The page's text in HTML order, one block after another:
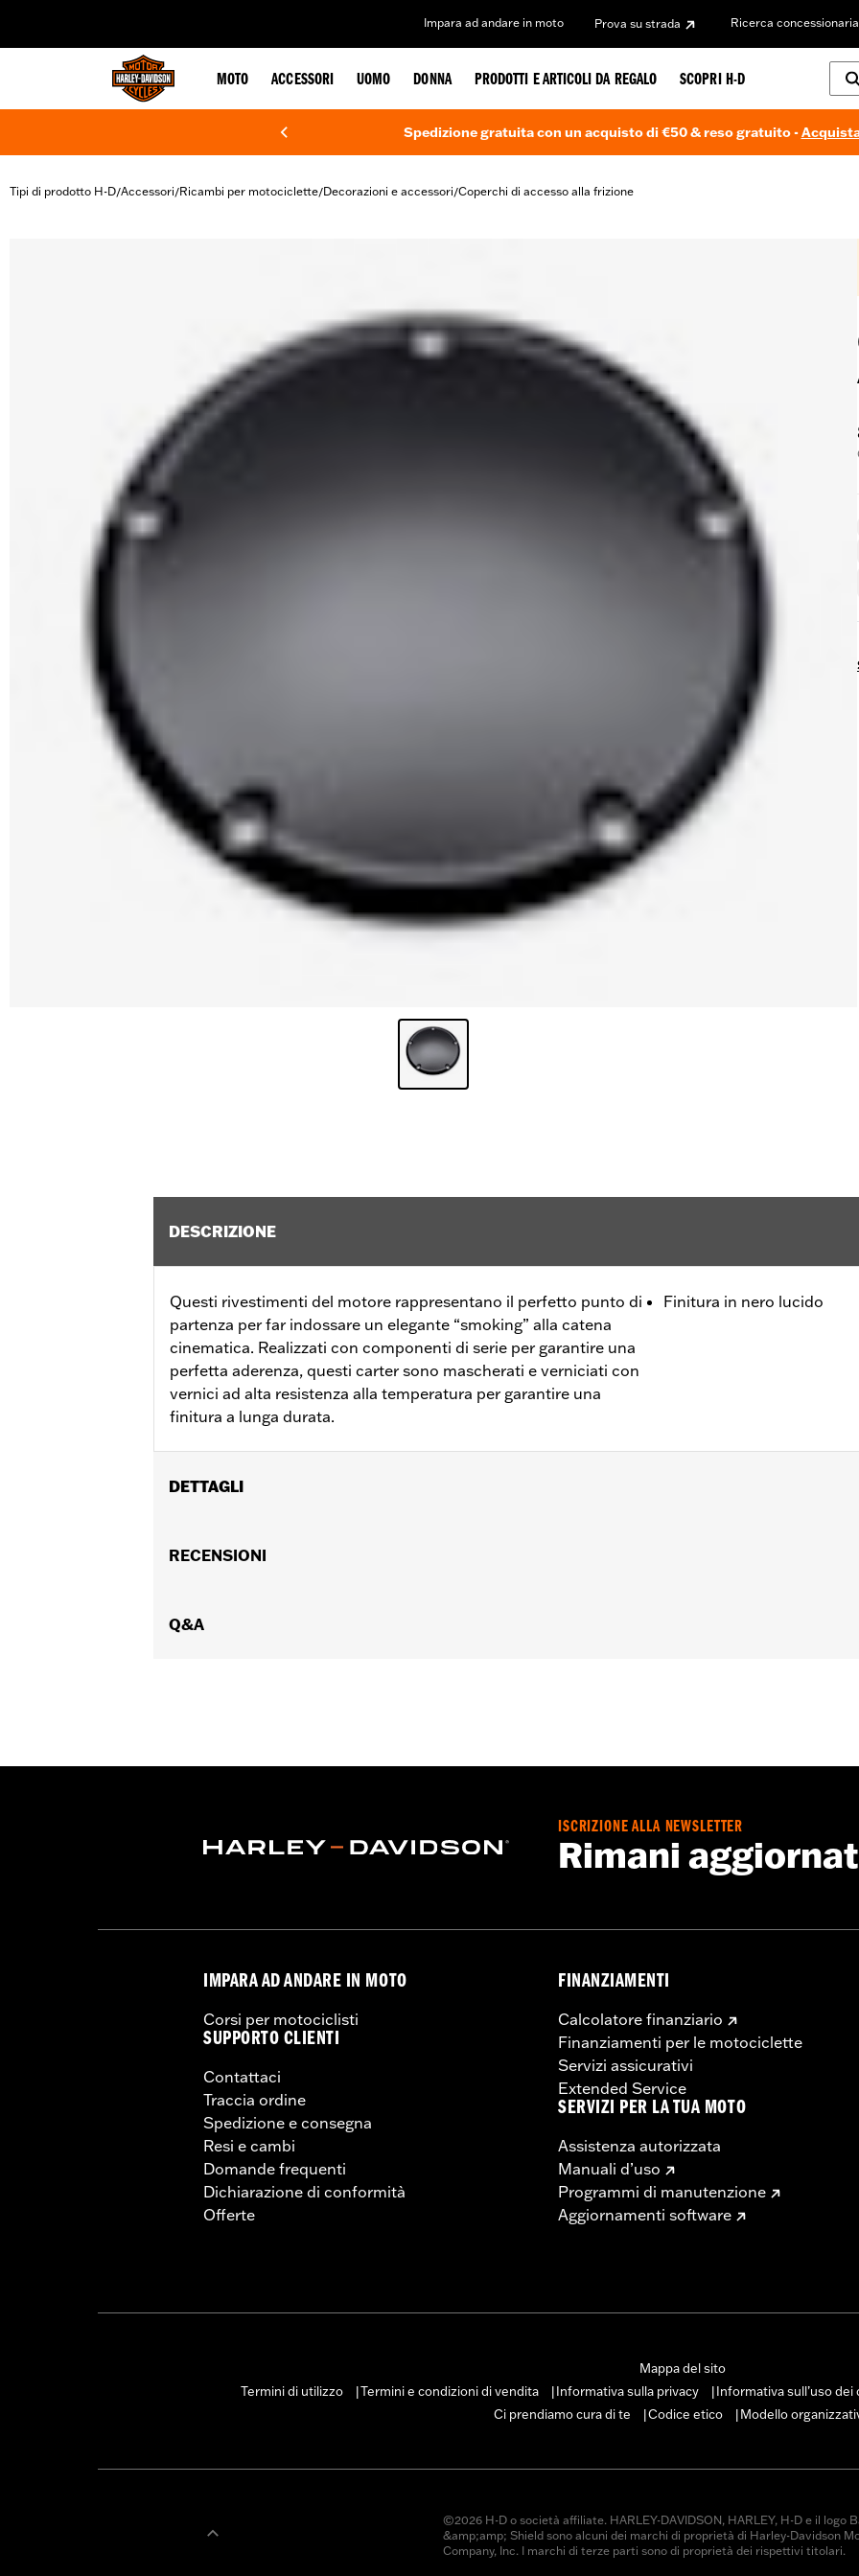
Impara ad andare in moto Prova su strada Ricerca concessionaria
MOTO ACCESSORI UOMO DONNA PRODOTTI E ARTICOLI DA REGALO SCOPRI H-D
Spedizione gratuita con un acquisto di €50 & reso gratuito -
Tipi di prodotto H-D/Accessori/Ricambi per motociclette/Decorazioni e accessori/Coperchi di accesso alla frizione
DESCRIZIONE
Questi rivestimenti del motore rappresentano il perfetto punto di
partenza per far indossare un elegante “smoking” alla catena
cinematica. Realizzati con componenti di serie per garantire una
perfetta aderenza, questi carter sono mascherati e verniciati con
vernici ad alta resistenza alla temperatura per garantire una
finitura a lunga durata.
Finitura in nero lucido
DETTAGLI
dotati di carter trasmissione primaria esterno a profilo stretto P/N 25700385 o 25700438).
GARANZIA:
RECENSIONI
Q&A
ISCRIZIONE ALLA NEWSLETTER
Rimani
IMPARA AD ANDARE IN MOTO
Corsi per motociclisti
SUPPORTO CLIENTI
Contattaci
Traccia ordine
Spedizione e consegna
Resi e cambi
Domande frequenti
Dichiarazione di conformità
Offerte
FINANZIAMENTI
Calcolatore finanziario
Finanziamenti per le motociclette
Servizi assicurativi
Extended Service
SERVIZI PER LA TUA MOTO
Assistenza autorizzata
Manuali d’uso
Programmi di manutenzione
Aggiornamenti software
Mappa del sito
Termini di utilizzo
Termini e condizioni di vendita Informativa sulla privacy Informativa sull’uso dei
Ci prendiamo cura di te
Codice etico Modello
©2026 H-D o società affiliate. HARLEY-DAVIDSON, HARLEY, H-D e il logo
&amp;amp; Shield sono alcuni dei marchi di proprietà di Harley-Davidson
Company, Inc. I marchi di terze parti sono di proprietà dei rispettivi titolari.